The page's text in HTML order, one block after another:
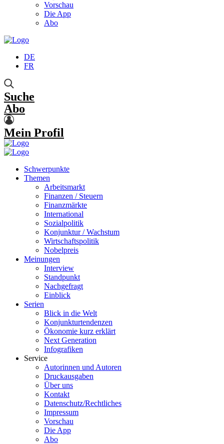
Vorschau
Die App
Abo
DE
FR
Suche
Abo
Mein Profil
Schwerpunkte
Themen
Arbeitsmarkt
Finanzen / Steuern
Finanzmärkte
International
Sozialpolitik
Konjunktur / Wachstum
Wirtschaftspolitik
Nobelpreis
Meinungen
Interview
Standpunkt
Nachgefragt
Einblick
Serien
Blick in die Welt
Konjunkturtendenzen
Ökonomie kurz erklärt
Next Generation
Infografiken
Service
Autorinnen und Autoren
Druckausgaben
Über uns
Kontakt
Datenschutz/Rechtliches
Impressum
Vorschau
Die App
Abo